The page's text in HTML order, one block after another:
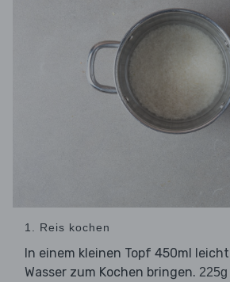
1. Reis kochen
In einem kleinen Topf 450ml
Wasser zum Kochen bringen.